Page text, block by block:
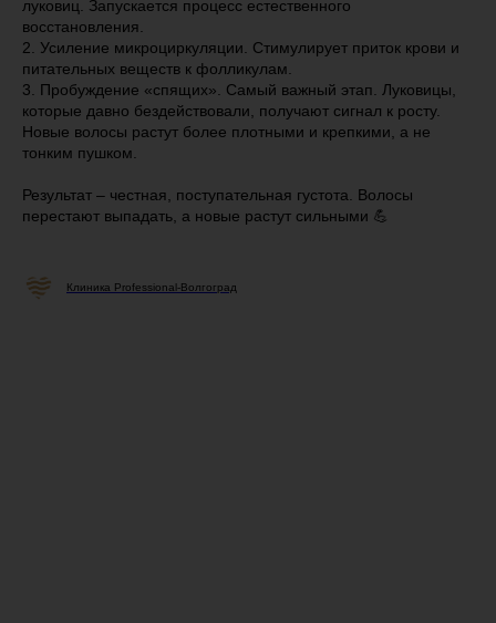
луковиц. Запускается процесс естественного
восстановления.
2. Усиление микроциркуляции. Стимулирует приток крови и
питательных веществ к фолликулам.
3. Пробуждение «спящих». Самый важный этап. Луковицы,
которые давно бездействовали, получают сигнал к росту.
Новые волосы растут более плотными и крепкими, а не
тонким пушком.
Результат – честная, поступательная густота. Волосы
перестают выпадать, а новые растут сильными 💪
Клиника Professional-Волгоград